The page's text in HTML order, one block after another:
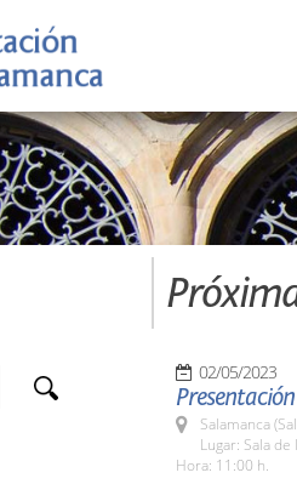
02/05/2023
Salamanca
Lugar: Sala
Hora: 11:00 h.